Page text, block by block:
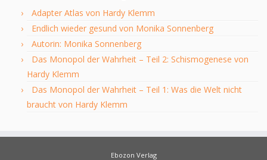
Adapter Atlas von Hardy Klemm
Endlich wieder gesund von Monika Sonnenberg
Autorin: Monika Sonnenberg
Das Monopol der Wahrheit – Teil 2: Schismogenese von
Hardy Klemm
Das Monopol der Wahrheit – Teil 1: Was die Welt nicht
braucht von Hardy Klemm
Ebozon Verlag